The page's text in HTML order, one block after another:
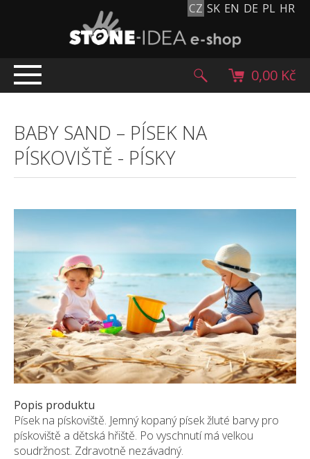
CZ SK EN DE PL HR
TOP NABÍDKA
PRODUKTY
Mlatové povrchy
Historické dlažební kostky
Lávové kameny
Kamenný koberec
Kamenné dlažby a obklady
Oblázky, valouny a granulát
Pískovec
Solitéry
Kamenné bloky
Výrobky z kamene na zakázku
BERA GRAVEL FIX
Creative Floor
Terazzo
0,00 Kč
BABY SAND – PÍSEK NA
PÍSKOVIŠTĚ - PÍSKY
Popis produktu
Písek na pískoviště. Jemný kopaný písek žluté barvy pro
pískoviště a dětská hřiště. Po vyschnutí má velkou
soudržnost. Zdravotně nezávadný.